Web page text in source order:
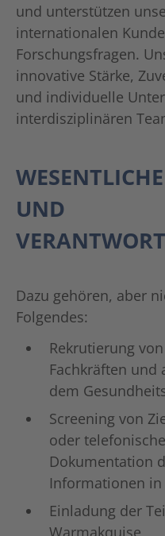
und unterstützen
internationalen
Forschungsfragen.
innovative Stärke,
und individuelle
interdisziplinären
UND
Dazu gehören, aber
Folgendes:
Rekrutierung
Fachkräften und
dem
Screening von
oder
Dokumentation
Informationen in
Einladung der
Warmakquise